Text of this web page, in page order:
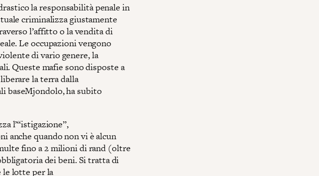
la responsabilità penale in
criminalizza giustamente
l’affitto o la vendita di
Le occupazioni vengono
di vario genere, la
Queste mafie sono disposte a
la terra dalla
baseMjondolo, ha subito
l’“istigazione”,
anche quando non vi è alcun
fino a 2 milioni di rand (oltre
dei beni. Si tratta di
lotte per la